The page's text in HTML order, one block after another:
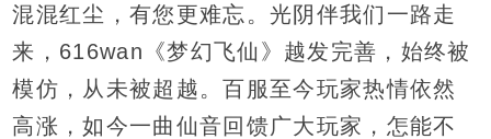
混混红尘，有您更难忘。光阴伴我们一路走
来，616wan《梦幻飞仙》越发完善，始终被
模仿，从未被超越。百服至今玩家热情依然
高涨，如今一曲仙音回馈广大玩家，怎能不
H5
游
戏